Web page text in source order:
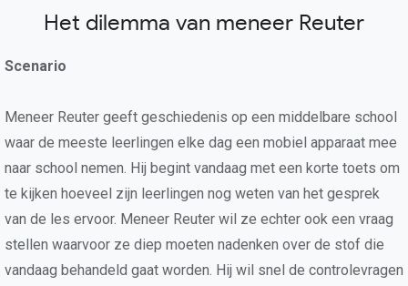
Het dilemma van meneer Reuter
Scenario
Meneer Reuter geeft geschiedenis op een middelbare school
waar de meeste leerlingen elke dag een mobiel apparaat mee
naar school nemen. Hij begint vandaag met een korte toets om
te kijken hoeveel zijn leerlingen nog weten van het gesprek
van de les ervoor. Meneer Reuter wil ze echter ook een vraag
stellen waarvoor ze diep moeten nadenken over de stof die
vandaag behandeld gaat worden. Hij wil snel de controlevragen